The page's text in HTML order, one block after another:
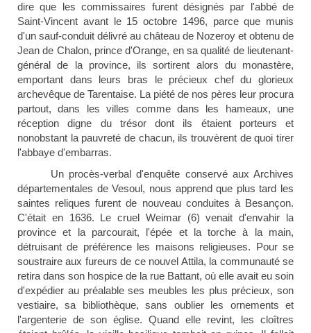
dire que les commissaires furent désignés par l'abbé de
Saint-Vincent avant le 15 octobre 1496, parce que munis
d'un sauf-conduit délivré au château de Nozeroy et obtenu de
Jean de Chalon, prince d'Orange, en sa qualité de lieutenant-
général de la province, ils sortirent alors du monastère,
emportant dans leurs bras le précieux chef du glorieux
archevêque de Tarentaise. La piété de nos pères leur procura
partout, dans les villes comme dans les hameaux, une
réception digne du trésor dont ils étaient porteurs et
nonobstant la pauvreté de chacun, ils trouvèrent de quoi tirer
l'abbaye d'embarras.
Un procès-verbal d'enquête conservé aux Archives
départementales de Vesoul, nous apprend que plus tard les
saintes reliques furent de nouveau conduites à Besançon.
C'était en 1636. Le cruel Weimar(6) venait d'envahir la
province et la parcourait, l'épée et la torche à la main,
détruisant de préférence les maisons religieuses. Pour se
soustraire aux fureurs de ce nouvel Attila, la communauté se
retira dans son hospice de la rue Battant, où elle avait eu soin
d'expédier au préalable ses meubles les plus précieux, son
vestiaire, sa bibliothèque, sans oublier les ornements et
l'argenterie de son église. Quand elle revint, les cloîtres